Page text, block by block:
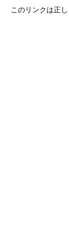
このリンクは正